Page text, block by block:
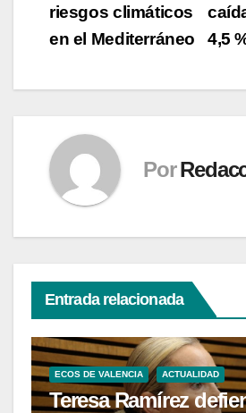
4,5
riesgos climáticos
en el Mediterráneo
Por
Entrada relacionada
ECOS DE VALENCIA ACTUALIDAD
Teresa Ramírez